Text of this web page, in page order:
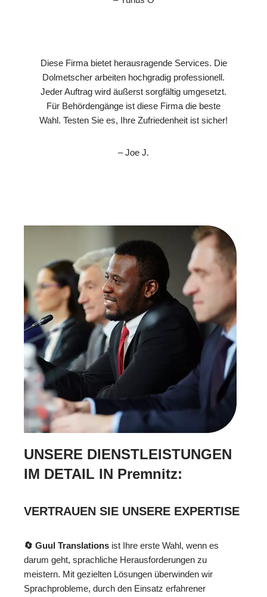
Diese Firma bietet herausragende Services. Die
Dolmetscher arbeiten hochgradig professionell.
Jeder Auftrag wird äußerst sorgfältig umgesetzt.
Für Behördengänge ist diese Firma die beste
Wahl. Testen Sie es, Ihre Zufriedenheit ist sicher!
– Joe J.
UNSERE DIENSTLEISTUNGEN
IM DETAIL IN Premnitz:
VERTRAUEN SIE UNSERE EXPERTISE
🔄 Guul Translations ist Ihre erste Wahl, wenn es
darum geht, sprachliche Herausforderungen zu
meistern. Mit gezielten Lösungen überwinden wir
Sprachprobleme, durch den Einsatz erfahrener